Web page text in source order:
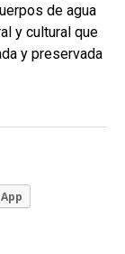
de agua
y cultural que
y preservada